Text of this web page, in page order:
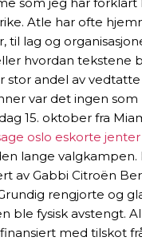
Atle har ofte
lag og
hvordan tekstene
andel av
var det ingen
15. oktober fra
oslo eskorte
lange
av Gabbi Citroën
rengjorte og
ble fysisk
med